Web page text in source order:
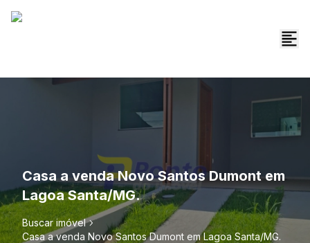
Casa a venda Novo Santos Dumont em
Lagoa Santa/MG.
Buscar imóvel
Casa a venda Novo Santos Dumont em Lagoa Santa/MG.